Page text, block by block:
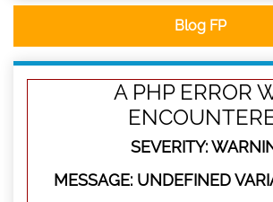
Blog FP
A PHP ERROR
SEVERITY:
MESSAGE: UNDEFINED